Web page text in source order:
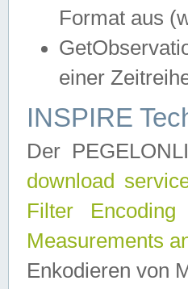
Format aus
einer
INSPIRE
Der
download
Filter Encoding
Measurements
Enkodieren von